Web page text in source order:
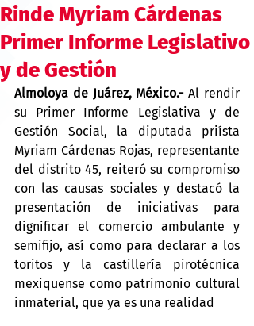
Rinde Myriam Cárdenas
Primer Informe Legislativo
y de Gestión
Almoloya de Juárez, México.- Al rendir
su Primer Informe Legislativa y de
Gestión Social, la diputada priísta
Myriam Cárdenas Rojas, representante
del distrito 45, reiteró su compromiso
con las causas sociales y destacó la
presentación de iniciativas para
dignificar el comercio ambulante y
semifijo, así como para declarar a los
toritos y la castillería pirotécnica
mexiquense como patrimonio cultural
inmaterial, que ya es una realidad